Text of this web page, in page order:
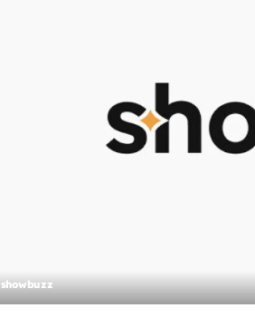
showbuzz